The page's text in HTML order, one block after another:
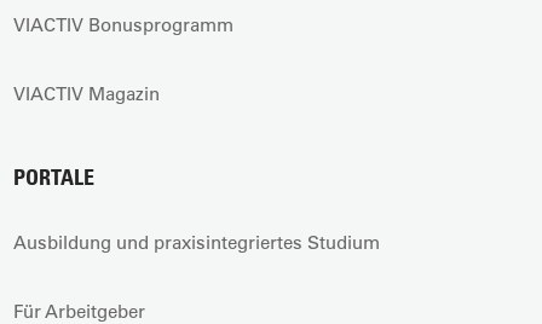
VIACTIV Bonusprogramm
VIACTIV Magazin
PORTALE
Ausbildung und praxisintegriertes Studium
Für Arbeitgeber